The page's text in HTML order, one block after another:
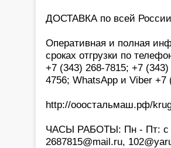
ДОСТАВКА по всей
Оперативная и полная
сроках отгрузки по
+7 (343) 268-7815; +7
4756; WhatsApp и Viber +7
http://ооостальмаш.рф/krug
ЧАСЫ РАБОТЫ: Пн - Пт: с
2687815@mail.ru,